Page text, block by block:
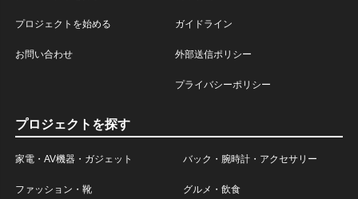
プロジェクトを始める
お問い合わせ
ガイドライン
外部送信ポリシー
プライバシーポリシー
プロジェクトを探す
家電・AV機器・ガジェット バック・腕時計・アクセサリー
ファッション・靴 グルメ・飲食